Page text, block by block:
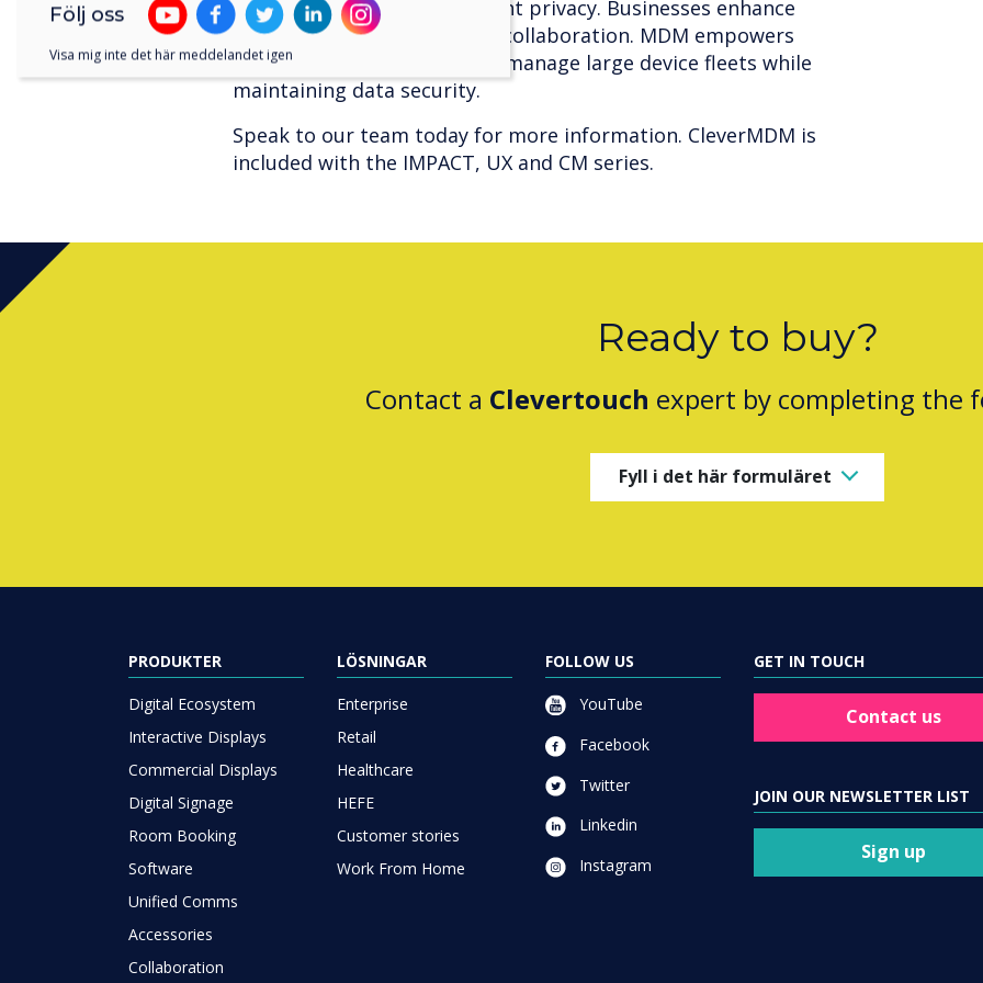
devices and safeguard student privacy. Businesses enhance
productivity and streamline collaboration. MDM empowers
administrators to efficiently manage large device fleets while
maintaining data security.
Speak to our team today for more information. CleverMDM is
included with the IMPACT, UX and CM series.
Ready to buy?
Contact a Clevertouch expert by completing the
Fyll i det här formuläret
PRODUKTER
Digital Ecosystem
Interactive Displays
Commercial Displays
Digital Signage
Room Booking
Software
Unified Comms
Accessories
Collaboration
LÖSNINGAR
Enterprise
Retail
Healthcare
HEFE
Customer stories
Work From Home
FOLLOW US
YouTube
Facebook
Twitter
Linkedin
Instagram
GET IN TOUCH
Contact us
JOIN OUR NEWSLETTER LIST
Sign up
Följ oss
Visa mig inte det här meddelandet igen